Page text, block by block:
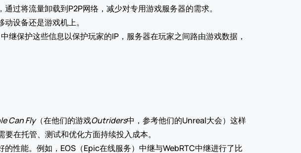
过将流量卸载到P2P网络，减少对专用游戏服务器的需求。
设备还是游戏机上。
继保护这些信息以保护玩家的IP，服务器在玩家之间路由游戏数据，
Can Fly（在他们的游戏Outriders中，参考他们的Unreal大会）这样
在托管、测试和优化方面持续投入成本​。
性能。例如，EOS（Epic在线服务）中继与WebRTC中继进行了比